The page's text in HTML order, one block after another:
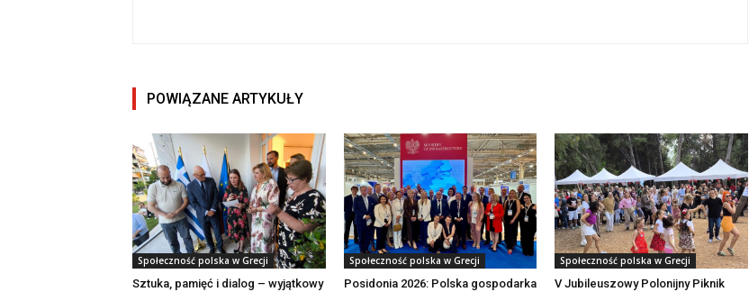
POWIĄZANE ARTYKUŁY
Społeczność polska w Grecji
Sztuka, pamięć i dialog – wyjątkowy
Społeczność polska w Grecji
Posidonia 2026: Polska gospodarka
Społeczność polska w Grecji
V Jubileuszowy Polonijny Piknik